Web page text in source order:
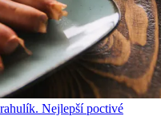
Nejlepší poctivé